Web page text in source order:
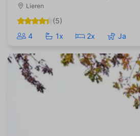
Lieren
(5)
4
1x 2x Ja